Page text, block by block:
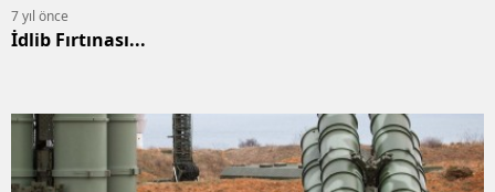
7 yıl önce
İdlib Fırtınası...